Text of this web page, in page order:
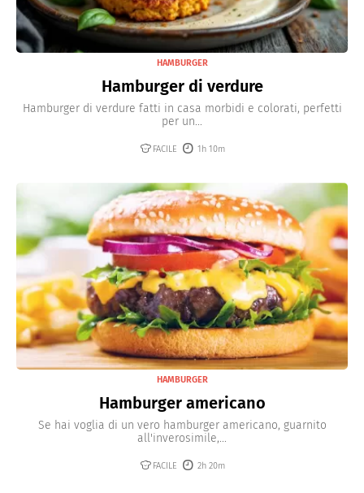
HAMBURGER
Hamburger di verdure
Hamburger di verdure fatti in casa morbidi e colorati, perfetti
per un...
FACILE 1h 10m
HAMBURGER
Hamburger americano
Se hai voglia di un vero hamburger americano, guarnito
all'inverosimile,...
FACILE 2h 20m